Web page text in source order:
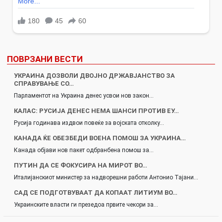
ПОВРЗАНИ ВЕСТИ
УКРАИНА ДОЗВОЛИ ДВОЈНО ДРЖАВЈАНСТВО ЗА
СПРАВУВАЊЕ СО…
Парламентот на Украина денес усвои нов закон…
КАЛАС: РУСИЈА ДЕНЕС НЕМА ШАНСИ ПРОТИВ ЕУ…
Русија годинава издвои повеќе за војската отколку…
КАНАДА ЌЕ ОБЕЗБЕДИ ВОЕНА ПОМОШ ЗА УКРАИНА…
Канада објави нов пакет одбранбена помош за…
ПУТИН ДА СЕ ФОКУСИРА НА МИРОТ ВО…
Италијанскиот министер за надворешни работи Антонио Тајани…
САД СЕ ПОДГОТВУВААТ ДА КОПААТ ЛИТИУМ ВО…
Украинските власти ги презедоа првите чекори за…